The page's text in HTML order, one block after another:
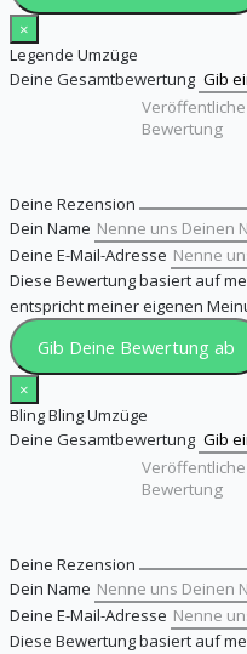
×
Legende Umzüge
Deine Gesamtbewertung
Deine Rezension
Dein Name
Deine E-Mail-Adresse
Diese Bewertung basiert auf
entspricht meiner eigenen
Gib Deine Bewertung ab
×
Bling Bling Umzüge
Deine Gesamtbewertung
Deine Rezension
Dein Name
Deine E-Mail-Adresse
Diese Bewertung basiert auf